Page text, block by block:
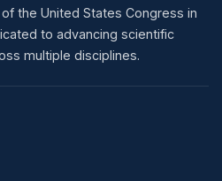
the United States Congress in
to advancing scientific
multiple disciplines.